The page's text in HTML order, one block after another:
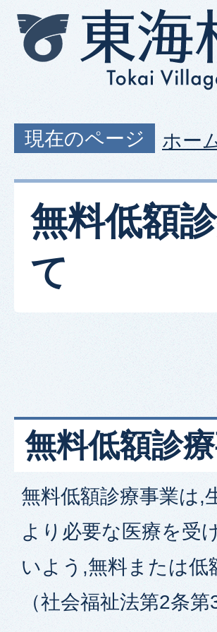
現在のページ ホー
無料低額
て
無料低額診
無料低額診療事業は,
より必要な医療を受
いよう,無料または低
（社会福祉法第2条